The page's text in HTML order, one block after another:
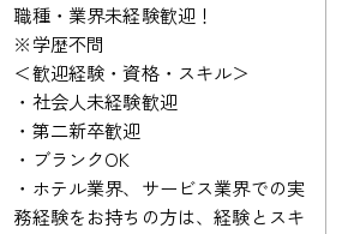
職種・業界未経験歓迎！
※学歴不問
＜歓迎経験・資格・スキル＞
・社会人未経験歓迎
・第二新卒歓迎
・ブランクOK
・ホテル業界、サービス業界での実
務経験をお持ちの方は、経験とスキ